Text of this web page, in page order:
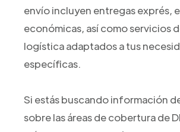
envío incluyen entregas exprés,
económicas, así como servicios
logística adaptados a tus
específicas.
Si estás buscando información
sobre las áreas de cobertura de